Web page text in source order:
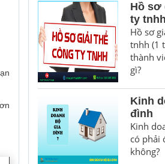
Hồ sơ
ty tnhh
Hồ sơ
tnhh (1
thành
gì?
Kinh
đình
Kinh
có phải
không?